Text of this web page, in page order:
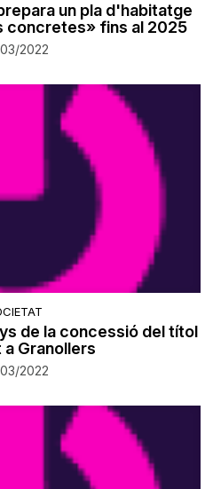
un pla d'habitatge
concretes» fins al 2025
2022
de la concessió del títol
a Granollers
2022